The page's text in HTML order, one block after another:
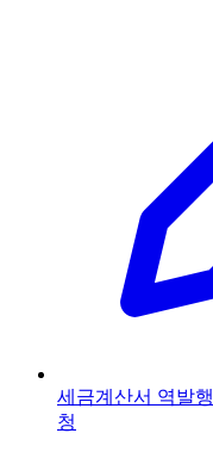
세금계산서 역발행
청